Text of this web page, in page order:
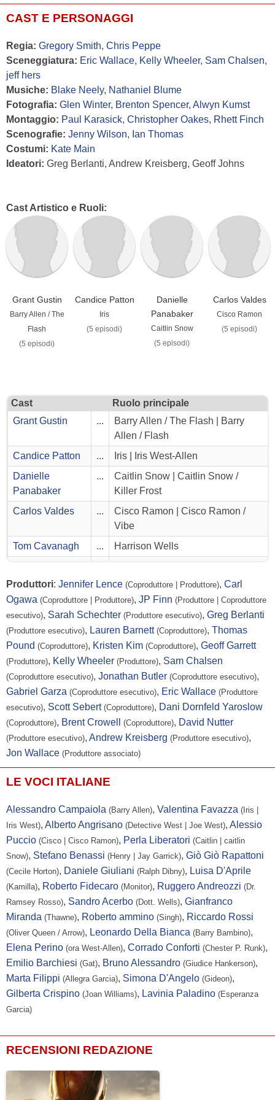
CAST E PERSONAGGI
Regia: Gregory Smith, Chris Peppe
Sceneggiatura: Eric Wallace, Kelly Wheeler, Sam Chalsen,
jeff hers
Musiche: Blake Neely, Nathaniel Blume
Fotografia: Glen Winter, Brenton Spencer, Alwyn Kumst
Montaggio: Paul Karasick, Christopher Oakes, Rhett Finch
Scenografie: Jenny Wilson, Ian Thomas
Costumi: Kate Main
Ideatori: Greg Berlanti, Andrew Kreisberg, Geoff Johns
Cast Artistico e Ruoli:
Grant Gustin
Barry Allen / The
Flash
(5 episodi)
Candice Patton
Iris
(5 episodi)
Danielle
Panabaker
Caitlin Snow
(5 episodi)
Carlos Valdes
Cisco Ramon
(5 episodi)
Cast
Ruolo principale
Grant Gustin
...
Barry Allen / The Flash | Barry
Allen / Flash
Candice Patton
...
Iris | Iris West-Allen
Danielle
Panabaker
...
Caitlin Snow | Caitlin Snow /
Killer Frost
Carlos Valdes
...
Cisco Ramon | Cisco Ramon /
Vibe
Tom Cavanagh
...
Harrison Wells
Hartley Sawyer
...
Ralph Dibny / Elastic Man
Danielle Nicolet
Cecile Horton
Sendhil
Ramamurthy
... Ramsey Rosso / Bloodwork
Rick Cosnett ...
Eddie Thawne
Michelle
Harrison
... -
John Wesley
Henry Allen
LaMonica
Garrett
... Mar Novu / Monitor
Victoria Park ...
Chad Rook
...
-
Patrick
Sabongui
... -
Al Sapienza
Stephen Amell
...
Oliver Queen / Arrow
Alistar Abell
...
Dottore ER
Yoshie Bancroft
...
Infermiera #2
Osmond
Bramble
... Uniform With Junkie
Lauren
Carnovale
... Barista
Fulvio Cecere
Olivia Cheng
...
Linda Park
Jennifer Cheon
...
Paramedico
Gigi Jackman
...
Bank Teller
Dee Jay
... Ragazzo della lavanderia
Produttori: Jennifer Lence (Coproduttore | Produttore), Carl
Ogawa (Coproduttore | Produttore), JP Finn (Produttore | Coproduttore
esecutivo), Sarah Schechter (Produttore esecutivo), Greg Berlanti
(Produttore esecutivo), Lauren Barnett (Coproduttore), Thomas
Pound (Coproduttore), Kristen Kim (Coproduttore), Geoff Garrett
(Produttore), Kelly Wheeler (Produttore), Sam Chalsen
(Coproduttore esecutivo), Jonathan Butler (Coproduttore esecutivo),
Gabriel Garza (Coproduttore esecutivo), Eric Wallace (Produttore
esecutivo), Scott Sebert (Coproduttore), Dani Dornfeld Yaroslow
(Coproduttore), Brent Crowell (Coproduttore), David Nutter
(Produttore esecutivo), Andrew Kreisberg (Produttore esecutivo),
Jon Wallace (Produttore associato)
LE VOCI ITALIANE
Alessandro Campaiola (Barry Allen), Valentina Favazza (Iris |
Iris West), Alberto Angrisano (Detective West | Joe West), Alessio
Puccio (Cisco | Cisco Ramon), Perla Liberatori (Caitlin | caitlin
Snow), Stefano Benassi (Henry | Jay Garrick), Giò Giò Rapattoni
(Cecile Horton), Daniele Giuliani (Ralph Dibny), Luisa D'Aprile
(Kamilla), Roberto Fidecaro (Monitor), Ruggero Andreozzi (Dr.
Ramsey Rosso), Sandro Acerbo (Dott. Wells), Gianfranco
Miranda (Thawne), Roberto ammino (Singh), Riccardo Rossi
(Oliver Queen / Arrow), Leonardo Della Bianca (Barry Bambino),
Elena Perino (ora West-Allen), Corrado Conforti (Chester P. Runk),
Emilio Barchiesi (Gat), Bruno Alessandro (Giudice Hankerson),
Marta Filippi (Allegra Garcia), Simona D'Angelo (Gideon),
Gilberta Crispino (Joan Williams), Lavinia Paladino (Esperanza
Garcia)
RECENSIONI REDAZIONE